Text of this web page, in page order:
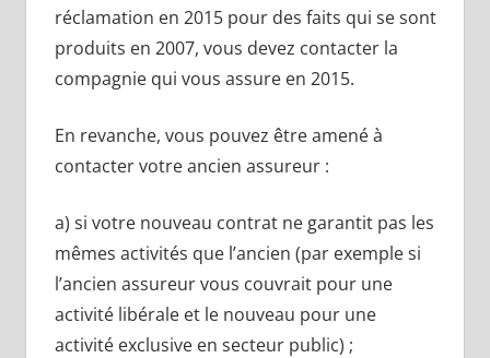
réclamation en 2015 pour des faits qui se sont
produits en 2007, vous devez contacter la
compagnie qui vous assure en 2015.
En revanche, vous pouvez être amené à
contacter votre ancien assureur :
a) si votre nouveau contrat ne garantit pas les
mêmes activités que l’ancien (par exemple si
l’ancien assureur vous couvrait pour une
activité libérale et le nouveau pour une
activité exclusive en secteur public) ;